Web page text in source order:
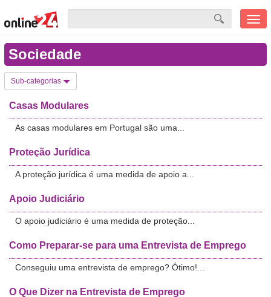
Sociedade
Sub-categorias
Casas Modulares
As casas modulares em Portugal são uma...
Proteção Jurídica
A proteção jurídica é uma medida de apoio a...
Apoio Judiciário
O apoio judiciário é uma medida de proteção...
Como Preparar-se para uma Entrevista de Emprego
Conseguiu uma entrevista de emprego? Ótimo!...
O Que Dizer na Entrevista de Emprego